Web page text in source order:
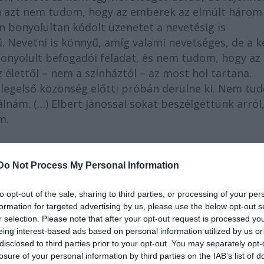
Not Process My Personal Information
opt-out of the sale, sharing to third parties, or processing of your
for targeted advertising by us, please use the below opt-out
selection. Please note that after your opt-out request is processed
interest-based ads based on personal information utilized by us
to third parties prior to your opt-out. You may separately
of your personal information by third parties on the IAB’s list of
azt nem tudom, hogy az emberek az elmúlt három
bonyolultan kódolt üzenetet a nevetésig is
is könnyű, amíg valami nevetséges, de a
befogadói feladat, és nem tudom, hogy az
élettől – nem a színháztól – az most hol tartana.
közönség előtti próbán derülne ki. Nem
(…) Elbert Jánossal sokat beszélgettünk arról,
lefordítani.
az angol cím fordítása, tehát „Ki fél Virginia